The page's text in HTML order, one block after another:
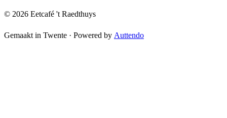
© 2026 Eetcafé 't Raedthuys
Gemaakt in Twente · Powered by Auttendo